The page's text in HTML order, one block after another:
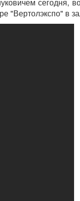
"Вертолэкспо" в